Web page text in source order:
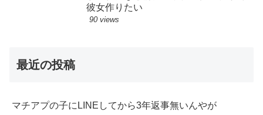
彼女作りたい
90 views
最近の投稿
マチアプの子にLINEしてから3年返事無いんやが